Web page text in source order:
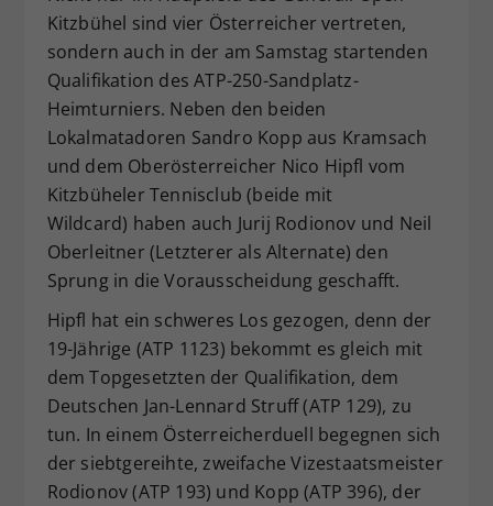
Kitzbühel sind vier Österreicher vertreten,
sondern auch in der am Samstag startenden
Qualifikation des ATP-250-Sandplatz-
Heimturniers. Neben den beiden
Lokalmatadoren Sandro Kopp aus Kramsach
und dem Oberösterreicher Nico Hipfl vom
Kitzbüheler Tennisclub (beide mit
Wildcard) haben auch Jurij Rodionov und Neil
Oberleitner (Letzterer als Alternate) den
Sprung in die Vorausscheidung geschafft.
Hipfl hat ein schweres Los gezogen, denn der
19-Jährige (ATP 1123) bekommt es gleich mit
dem Topgesetzten der Qualifikation, dem
Deutschen Jan-Lennard Struff (ATP 129), zu
tun. In einem Österreicherduell begegnen sich
der siebtgereihte, zweifache Vizestaatsmeister
Rodionov (ATP 193) und Kopp (ATP 396), der
Zweck
Dieser Wert speichert Ihre Consent-
Einstellungen. Unter anderem eine
zufällig generierte ID, für die
historische Speicherung Ihrer
Webseiten-Betreiber dies eingestellt
hat.